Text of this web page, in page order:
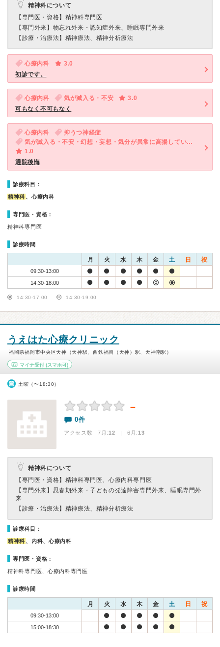
精神科について
【専門医・資格】 精神科専門医
【専門外来】 物忘れ外来・認知症外来、睡眠専門外来
【診療・治療法】 精神療法、精神分析療法
心療内科
3.0
初診です。
心療内科 気が滅入る・不安
3.0
可もなく不可もなく
心療内科
抑うつ神経症
気が滅入る・不安・幻想・妄想・気分が異常に高揚している・汗が止まらない・多汗
1.0
通院後悔
診療科目：
精神科 、心療内科
専門医・資格：
精神科専門医
診療時間
月 火 水 木 金 土 日 祝
09:30-13:00
14:30-18:00
14:30-17:00 14:30-19:00
うえはた心療クリニック
福岡県福岡市中央区天神（天神駅、西鉄福岡（天神）駅、天神南駅）
マイナ受付 (スマホ可)
土曜（〜18:30）
－
0件
アクセス数 7月:12 | 6月:13
精神科について
【専門医・資格】 精神科専門医、心療内科専門医
【専門外来】 思春期外来・子どもの発達障害専門外来、睡眠専門外
来
【診療・治療法】 精神療法、精神分析療法
診療科目：
精神科 、内科、心療内科
専門医・資格：
精神科専門医、心療内科専門医
診療時間
月 火 水 木 金 土 日 祝
09:30-13:00
15:00-18:30